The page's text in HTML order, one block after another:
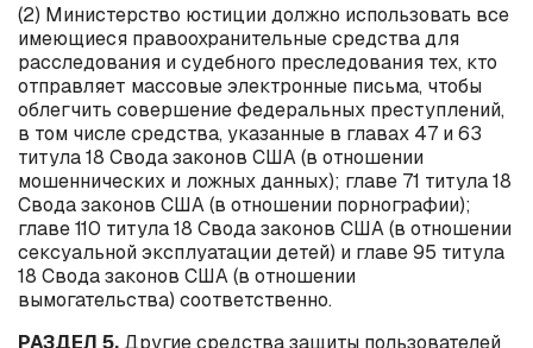
(2) Министерство юстиции должно использовать все
имеющиеся правоохранительные средства для
расследования и судебного преследования тех, кто
отправляет массовые электронные письма, чтобы
облегчить совершение федеральных преступлений,
в том числе средства, указанные в главах 47 и 63
титула 18 Свода законов США (в отношении
мошеннических и ложных данных); главе 71 титула 18
Свода законов США (в отношении порнографии);
главе 110 титула 18 Свода законов США (в отношении
сексуальной эксплуатации детей) и главе 95 титула
18 Свода законов США (в отношении
вымогательства) соответственно.
РАЗДЕЛ 5.Другие средства защиты пользователей